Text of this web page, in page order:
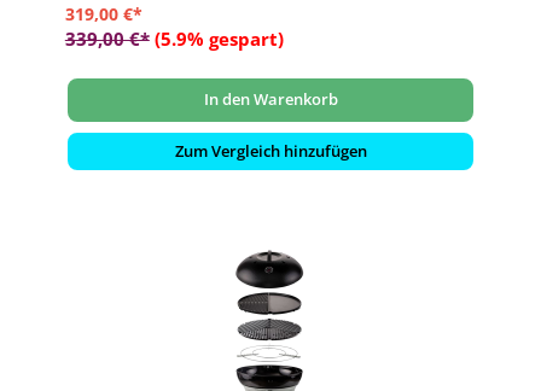
319,00 €*
339,00 €* (5.9% gespart)
In den Warenkorb
Zum Vergleich hinzufügen